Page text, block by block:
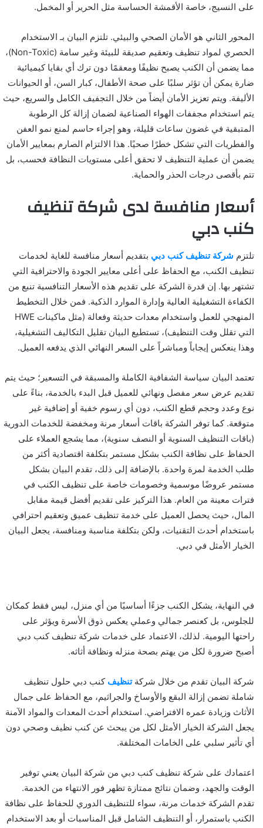
على النسيج، خاصة الأقمشة الحساسة مثل الحرير أو المخمل.
المحور الثاني هو الأمان الصحي والبيئي. تلتزم البيان بـ الاستخدام
الحصري لمواد تنظيف وتعقيم صديقة للبيئة وغير سامة (Non-Toxic)،
مما يضمن أن الكنب يصبح نظيفًا ومعقمًا دون ترك أي بقايا كيميائية
ضارة يمكن أن تؤثر سلبًا على صحة الأطفال، كبار السن، أو الحيوانات
الأليفة. ويتم تعزيز الأمان أيضاً من خلال التجفيف الكامل والسريع، حيث
يتم استخدام مجففات الهواء الصناعية لضمان إزالة كل الرطوبة
المتبقية في غضون ساعات قليلة، وهو إجراء حاسم لمنع نمو العفن
والفطريات التي تشكل خطرًا صحيًا. هذا الالتزام الصارم بمعايير الأمان
يضمن أن عملية التنظيف لا تحقق أعلى مستويات النظافة فحسب، بل
تتم بأقصى درجات الحذر والحماية.
أسعار منافسة لدى شركة تنظيف
كنب دبي
تلتزم شركة تنظيف كنب دبي بتقديم أسعار منافسة للغاية لخدمات
تنظيف الكنب، مع الحفاظ على أعلى معايير الجودة والاحترافية التي
تشتهر بها. إن قدرة الشركة على تقديم هذه الأسعار التنافسية تنبع من
الكفاءة التشغيلية العالية وإدارة الموارد الذكية. فمن خلال التخطيط
المنهجي للعمل واستخدام معدات حديثة وفعالة (مثل ماكينات HWE
التي تقلل وقت التنظيف)، تستطيع البيان تقليل التكاليف التشغيلية،
وهذا ينعكس إيجاباً ومباشراً على السعر النهائي الذي يدفعه العميل.
تعتمد البيان سياسة الشفافية الكاملة والمسبقة في التسعير؛ حيث يتم
تقديم عرض سعر مفصل ونهائي للعميل قبل البدء بالخدمة، بناءً على
نوع وعدد وحجم قطع الكنب، دون أي رسوم خفية أو إضافية غير
متوقعة. كما توفر الشركة باقات أسعار مرنة ومخفضة للخدمات الدورية
(باقات التنظيف السنوية أو النصف سنوية)، مما يشجع العملاء على
الحفاظ على نظافة الكنب بشكل مستمر بتكلفة اقتصادية أكثر من
طلب الخدمة لمرة واحدة. بالإضافة إلى ذلك، تقدم البيان بشكل
مستمر عروضًا موسمية وخصومات خاصة على تنظيف الكنب في
فترات معينة من العام. هذا التركيز على تقديم أفضل قيمة مقابل
المال، حيث يحصل العميل على خدمة تنظيف عميق وتعقيم احترافي
باستخدام أحدث التقنيات، ولكن بتكلفة مناسبة ومنافسة، يجعل البيان
الخيار الأمثل في دبي.
في النهاية، يشكل الكنب جزءًا أساسيًا من أي منزل، ليس فقط كمكان
للجلوس، بل كعنصر جمالي وعملي يعكس ذوق الأسرة ويؤثر على
راحتها اليومية. لذلك، الاعتماد على خدمات شركة تنظيف كنب دبي
أصبح ضرورة لكل من يهتم بصحة منزله ونظافة أثاثه.
شركة البيان تقدم من خلال شركةتنظيف كنب دبي حلول تنظيف
شاملة تضمن إزالة البقع والأوساخ والجراثيم، مع الحفاظ على جمال
الأثاث وزيادة عمره الافتراضي. استخدام أحدث المعدات والمواد الآمنة
يجعل الشركة الخيار الأمثل لكل من يبحث عن كنب نظيف وصحي دون
أي تأثير سلبي على الخامات المختلفة.
اعتمادك على شركة تنظيف كنب دبي من شركة البيان يعني توفير
الوقت والجهد، وضمان نتائج ممتازة تظهر فور الانتهاء من الخدمة.
تقدم الشركة خدمات مرنة، سواء للتنظيف الدوري للحفاظ على نظافة
الكنب باستمرار، أو التنظيف الشامل قبل المناسبات أو بعد الاستخدام